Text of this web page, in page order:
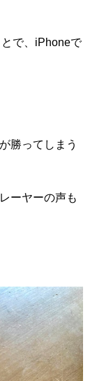
で、iPhoneで
勝ってしまう
ーヤーの声も